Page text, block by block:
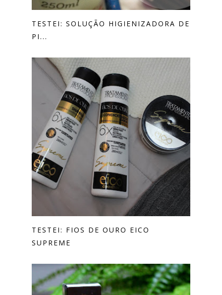
TESTEI: SOLUÇÃO HIGIENIZADORA DE
PI...
TESTEI: FIOS DE OURO EICO
SUPREME